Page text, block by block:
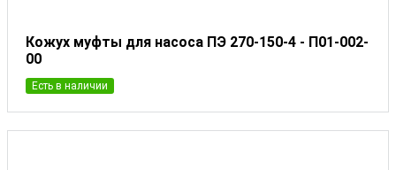
Кожух муфты для насоса ПЭ 270-150-4 - П01-002-
00
Есть в наличии